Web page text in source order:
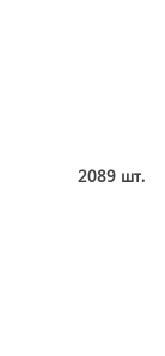
2089 шт.